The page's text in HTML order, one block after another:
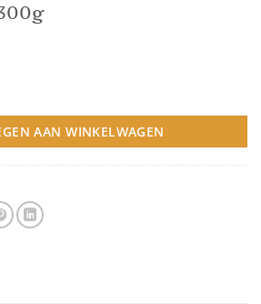
AAN WINKELWAGEN